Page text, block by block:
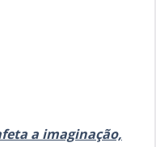
a imaginação,